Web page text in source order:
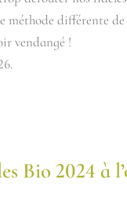
méthode différente
vendangé !